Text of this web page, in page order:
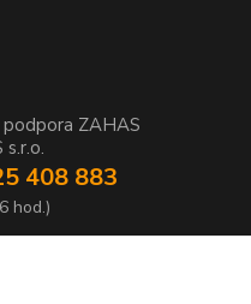
podpora ZAHAS
s.r.o.
408 883
hod.)